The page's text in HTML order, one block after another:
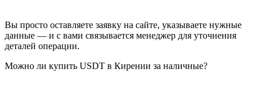
Вы просто оставляете заявку на сайте, указываете нужные
данные — и с вами связывается менеджер для уточнения
деталей операции.
Можно ли купить USDT в Кирении за наличные?